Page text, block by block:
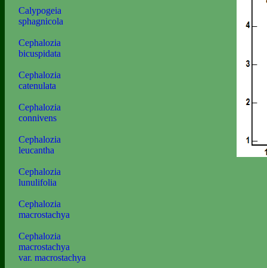
Calypogeia
sphagnicola
Cephalozia
bicuspidata
Cephalozia
catenulata
Cephalozia
connivens
Cephalozia
leucantha
Cephalozia
lunulifolia
Cephalozia
macrostachya
Cephalozia
macrostachya
var. macrostachya